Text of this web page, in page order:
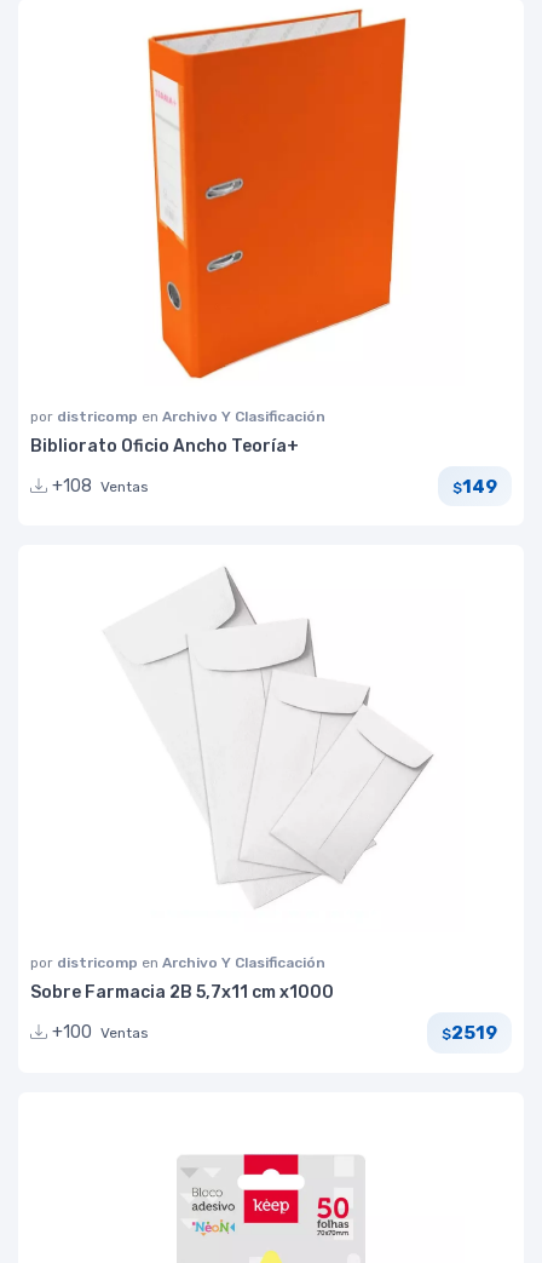
por districomp en Archivo Y Clasificación
Bibliorato Oficio Ancho Teoría+
+108 Ventas $149
por districomp en Archivo Y Clasificación
Sobre Farmacia 2B 5,7x11 cm x1000
+100 Ventas $2519